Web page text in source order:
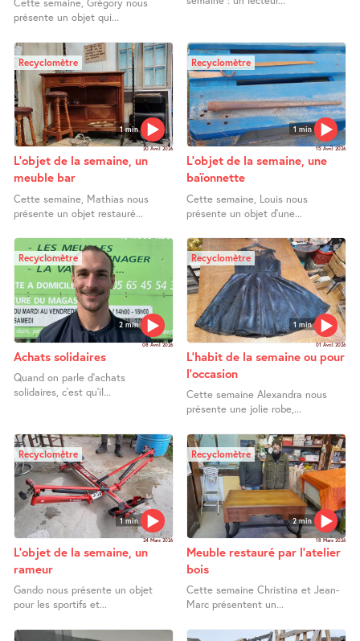
Cette semaine, Grégory nous
présente un objet qui...
1 min
Recyclomètre
20 Avril 2026
L’objet de la semaine, un
meuble bar
Cette semaine, Mathias nous
présente un objet restauré...
1 min
Recyclomètre
15 Avril 2026
L’objet de la semaine, une
baïonnette
Cette semaine, Louis nous
présente un objet d’une...
2 min
Recyclomètre
08 Avril 2026
Achats solidaires
Quand on parle d’achats
solidaires, c’est qu’il...
1 min
Recyclomètre
01 Avril 2026
L’habit de la semaine ou pour
l’occasion
Cette semaine Alexandra nous
présente une jolie robe,...
1 min
Recyclomètre
24 Mars 2026
L’objet de la semaine, un
rameur
Gando nous présente un objet
pour les sportifs et...
2 min
Recyclomètre
18 Mars 2026
Meuble restauré par l’atelier
bois
Cette semaine Christina et Jean-
Marc présentent un...